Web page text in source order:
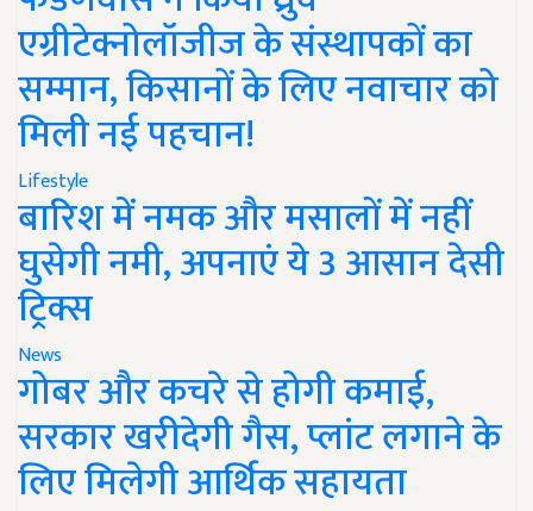
एग्रीटेक्नोलॉजीज के संस्थापकों का
सम्मान, किसानों के लिए नवाचार को
मिली नई पहचान!
Lifestyle
बारिश में नमक और मसालों में नहीं
घुसेगी नमी, अपनाएं ये 3 आसान देसी
ट्रिक्स
News
गोबर और कचरे से होगी कमाई,
सरकार खरीदेगी गैस, प्लांट लगाने के
लिए मिलेगी आर्थिक सहायता